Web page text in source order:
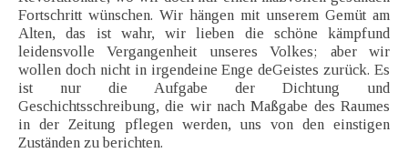
Fortschritt wünschen. Wir hängen mit unserem Gemüt am
Alten, das ist wahr, wir lieben die schöne kämpfund
leidensvolle Vergangenheit unseres Volkes; aber wir
wollen doch nicht in irgendeine Enge deGeistes zurück. Es
ist nur die Aufgabe der Dichtung und
Geschichtsschreibung, die wir nach Maßgabe des Raumes
in der Zeitung pflegen werden, uns von den einstigen
Zuständen zu berichten.